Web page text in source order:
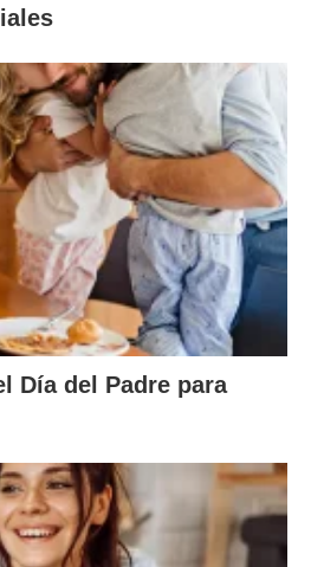
Día del Padre para